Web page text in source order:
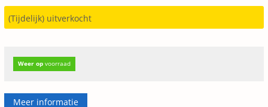
(Tijdelijk) uitverkocht
Weer op voorraad
Meer informatie